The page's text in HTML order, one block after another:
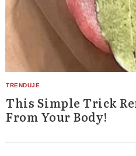
This Simple Trick
From Your Body!